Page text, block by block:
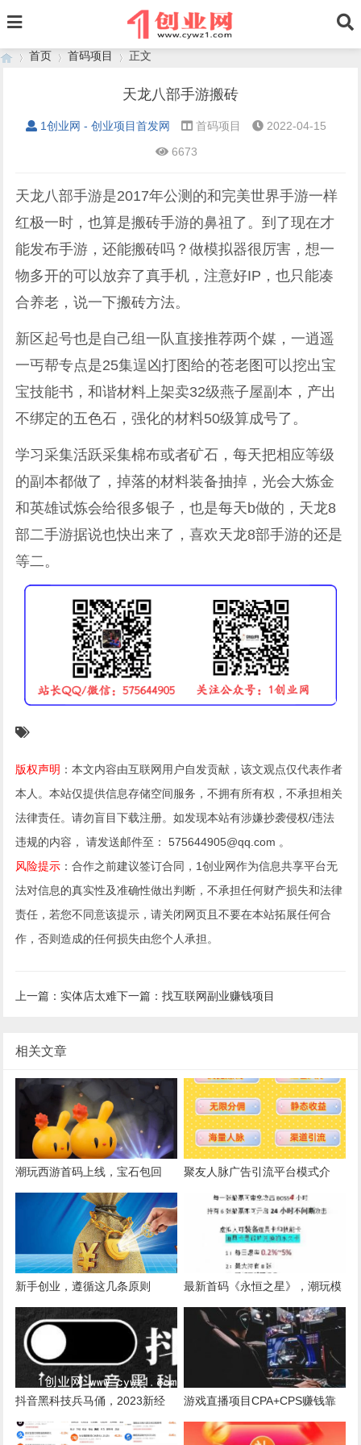
首页
›
首码项目
›
正文
天龙八部手游搬砖
1创业网 - 创业项目首发网 首码项目
2022-04-15
6673
天龙八部手游是2017年公测的和完美世界手游一样
红极一时，也算是搬砖手游的鼻祖了。到了现在才
能发布手游，还能搬砖吗？做模拟器很厉害，想一
物多开的可以放弃了真手机，注意好IP，也只能凑
合养老，说一下搬砖方法。
新区起号也是自己组一队直接推荐两个媒，一逍遥
一丐帮专点是25集逞凶打图给的苍老图可以挖出宝
宝技能书，和谐材料上架卖32级燕子屋副本，产出
不绑定的五色石，强化的材料50级算成号了。
学习采集活跃采集棉布或者矿石，每天把相应等级
的副本都做了，掉落的材料装备抽掉，光会大炼金
和英雄试炼会给很多银子，也是每天b做的，天龙8
部二手游据说也快出来了，喜欢天龙8部手游的还是
等二。
版权声明 ：本文内容由互联网用户自发贡献，该文观点仅代表作者
本人。本站仅提供信息存储空间服务，不拥有所有权，不承担相关
法律责任。请勿盲目下载注册。如发现本站有涉嫌抄袭侵权/违法
违规的内容， 请发送邮件至： 575644905@qq.com 。
风险提示 ：合作之前建议签订合同，1创业网作为信息共享平台无
法对信息的真实性及准确性做出判断，不承担任何财产损失和法律
责任，若您不同意该提示，请关闭网页且不要在本站拓展任何合
作，否则造成的任何损失由您个人承担。
上一篇：实体店太难下一篇：找互联网副业赚钱项目
相关文章
潮玩西游首码上线，宝石包回
收，潮玩宇宙升级版潮玩西游
聚友人脉广告引流平台模式介
绍，全网公排滑落现金是其内涵
新手创业，遵循这几条原则
最新首码《永恒之星》，潮玩模
式升级版
抖音黑科技兵马俑，2023新经
济，新模式，震撼来袭！
游戏直播项目CPA+CPS赚钱靠
谱吗？游戏直播打赏操作攻略教